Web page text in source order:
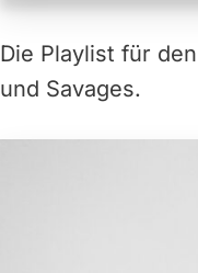
Die Playlist für
und Savages.